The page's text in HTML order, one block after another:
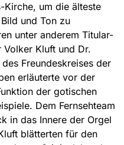
Kirche, um die älteste
und Ton zu
unter anderem Titular-
Volker Kluft und Dr.
Freundeskreises der
erläuterte vor der
der gotischen
Dem Fernsehteam
in das Innere der Orgel
blätterten für den